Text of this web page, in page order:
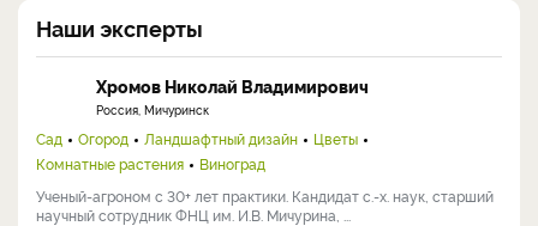
Наши эксперты
Хромов Николай Владимирович
Россия, Мичуринск
Сад Огород Ландшафтный дизайн
Цветы
Комнатные растения
Виноград
Ученый-агроном с 30+ лет практики. Кандидат с.-х. наук, старший
научный сотрудник ФНЦ им. И.В. Мичурина, ...